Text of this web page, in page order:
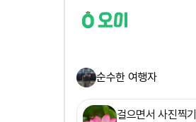
순수한 여행자
걸으면서 사진찍기